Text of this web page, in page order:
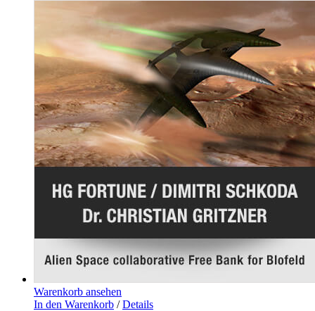
Warenkorb ansehen
In den Warenkorb / Details